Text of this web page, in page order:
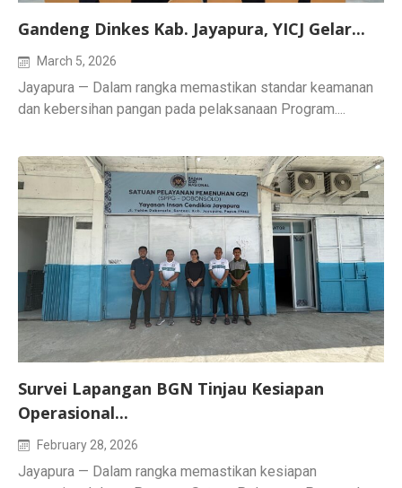
Gandeng Dinkes Kab. Jayapura, YICJ Gelar...
March 5, 2026
Jayapura — Dalam rangka memastikan standar keamanan
dan kebersihan pangan pada pelaksanaan Program....
Survei Lapangan BGN Tinjau Kesiapan
Operasional...
February 28, 2026
Jayapura — Dalam rangka memastikan kesiapan